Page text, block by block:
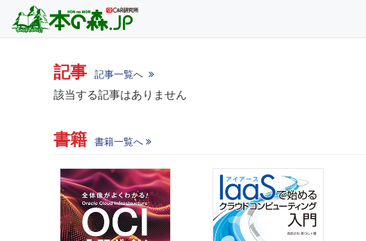
記事 記事一覧へ
該当する記事はありません
書籍 書籍一覧へ